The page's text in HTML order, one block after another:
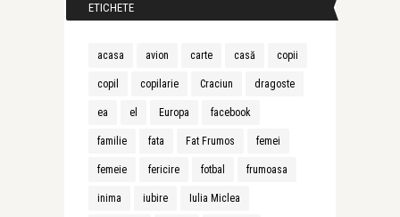
ETICHETE
acasa avion carte casă copii
copil copilarie Craciun dragoste
ea el Europa facebook
familie fata Fat Frumos femei
femeie fericire fotbal frumoasa
inima iubire Iulia Miclea